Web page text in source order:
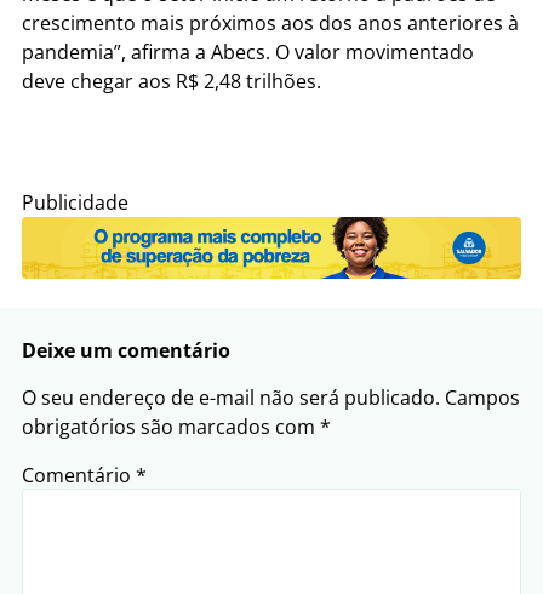
crescimento mais próximos aos dos anos anteriores à
pandemia”, afirma a Abecs. O valor movimentado
deve chegar aos R$ 2,48 trilhões.
Publicidade
Deixe um comentário
O seu endereço de e-mail não será publicado. Campos
obrigatórios são marcados com *
Comentário *